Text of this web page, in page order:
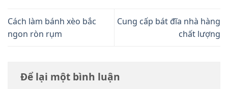
Cách làm bánh xèo bắc
ngon ròn rụm
Cung cấp bát đĩa nhà hàng
chất lượng
Để lại một bình luận